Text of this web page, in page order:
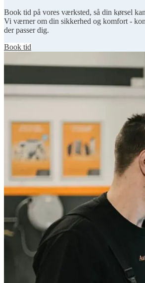
Book tid på vores værksted, så din kørsel
Vi værner om din sikkerhed og komfort -
der passer dig.
Book tid